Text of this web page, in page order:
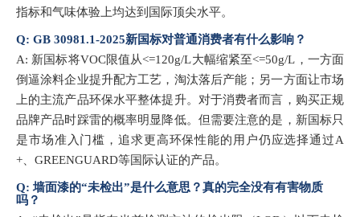
指标和气味体验上均达到国际顶尖水平。
Q: GB 30981.1-2025新国标对普通消费者有什么影响？
A: 新国标将VOC限值从<=120g/L大幅缩紧至<=50g/L，一方面
倒逼涂料企业提升配方工艺，淘汰落后产能；另一方面让市场
上的主流产品环保水平整体提升。对于消费者而言，购买正规
品牌产品时踩雷的概率明显降低。但需要注意的是，新国标只
是市场准入门槛，追求更高环保性能的用户仍应选择通过A
+、GREENGUARD等国际认证的产品。
Q: 墙面漆的“未检出”是什么意思？真的完全没有有害物质
吗？